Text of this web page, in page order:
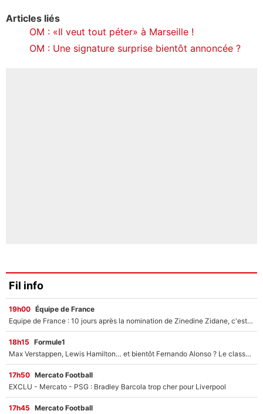
Articles liés
OM : «Il veut tout péter» à Marseille !
OM : Une signature surprise bientôt annoncée ?
Fil info
19h00 Équipe de France
Equipe de France : 10 jours après la nomination de Zinedine Zidane, c'est au tour de son fils de prendre un nouveau départ !
18h15 Formule1
Max Verstappen, Lewis Hamilton… et bientôt Fernando Alonso ? Le classement des pilotes les mieux payés en Formule 1 risque de changer !
17h50 Mercato Football
EXCLU - Mercato - PSG : Bradley Barcola trop cher pour Liverpool
17h45 Mercato Football